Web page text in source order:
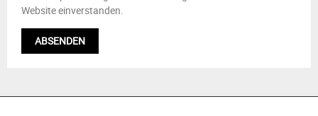
Website einverstanden.